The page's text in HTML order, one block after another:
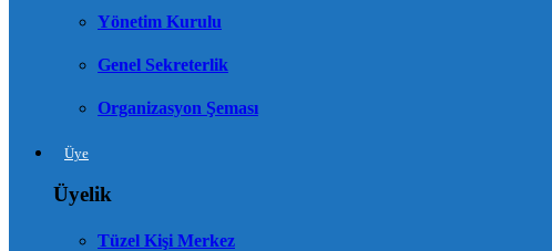
Yönetim Kurulu
Genel Sekreterlik
Organizasyon Şeması
Üye
Üyelik
Tüzel Kişi Merkez